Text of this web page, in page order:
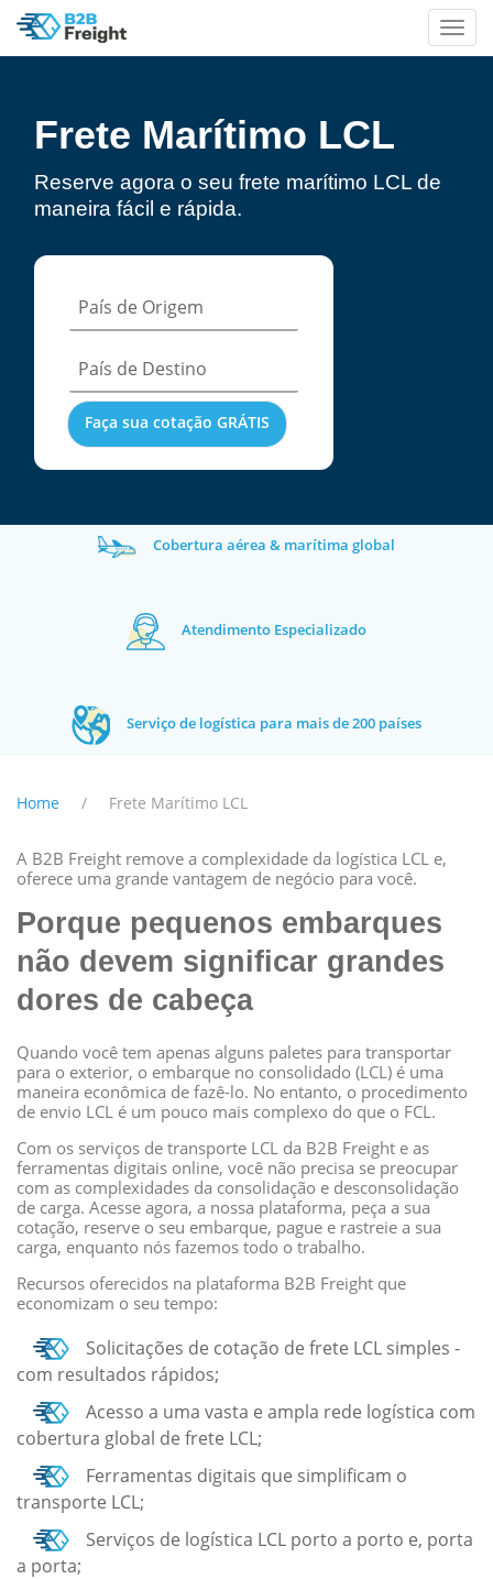
Toggle
Frete Marítimo LCL
Reserve agora o seu frete marítimo LCL de
maneira fácil e rápida.
País de Origem
País de Destino
Faça sua cotação GRÁTIS
Cobertura aérea & marítima global
Atendimento Especializado
Serviço de logística para mais de 200 países
Home Frete Marítimo LCL
A B2B Freight remove a complexidade da logística LCL e,
oferece uma grande vantagem de negócio para você.
Porque pequenos embarques
não devem significar grandes
dores de cabeça
Quando você tem apenas alguns paletes para transportar
para o exterior, o embarque no consolidado (LCL) é uma
maneira econômica de fazê-lo. No entanto, o procedimento
de envio LCL é um pouco mais complexo do que o FCL.
Com os serviços de transporte LCL da B2B Freight e as
ferramentas digitais online, você não precisa se preocupar
com as complexidades da consolidação e desconsolidação
de carga. Acesse agora, a nossa plataforma, peça a sua
cotação, reserve o seu embarque, pague e rastreie a sua
carga, enquanto nós fazemos todo o trabalho.
Recursos oferecidos na plataforma B2B Freight que
economizam o seu tempo:
Solicitações de cotação de frete LCL simples -
com resultados rápidos;
Acesso a uma vasta e ampla rede logística com
cobertura global de frete LCL;
Ferramentas digitais que simplificam o
transporte LCL;
Serviços de logística LCL porto a porto e, porta
a porta;